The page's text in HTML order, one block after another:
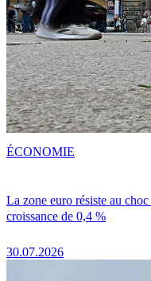
La zone euro résiste au
croissance de 0,4 %
30.07.2026
ÉCONOMIE